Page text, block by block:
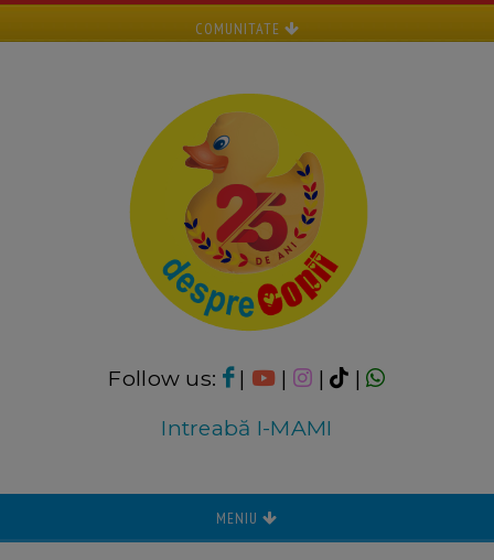
COMUNITATE
Follow us: | | |
|
Intreabă I-MAMI
MENIU